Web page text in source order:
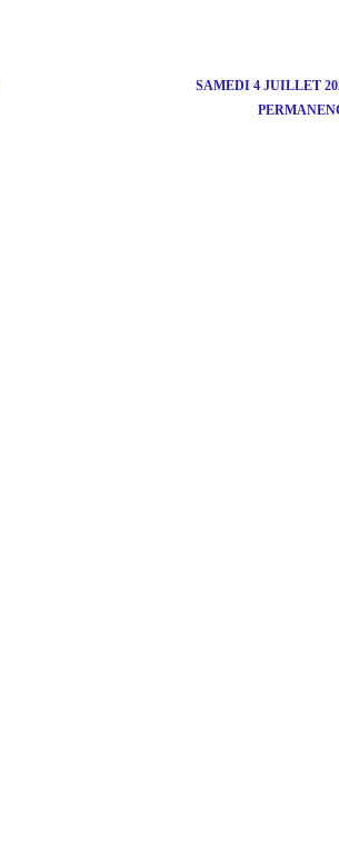
SAMEDI 4 JUILLET